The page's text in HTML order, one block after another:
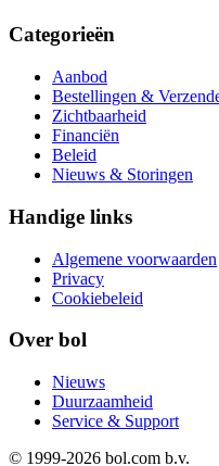
Categorieën
Aanbod
Bestellingen &
Zichtbaarheid
Financiën
Beleid
Nieuws & Storingen
Handige links
Algemene voorwaarden
Privacy
Cookiebeleid
Over bol
Nieuws
Duurzaamheid
Service & Support
© 1999-2026 bol.com b.v.